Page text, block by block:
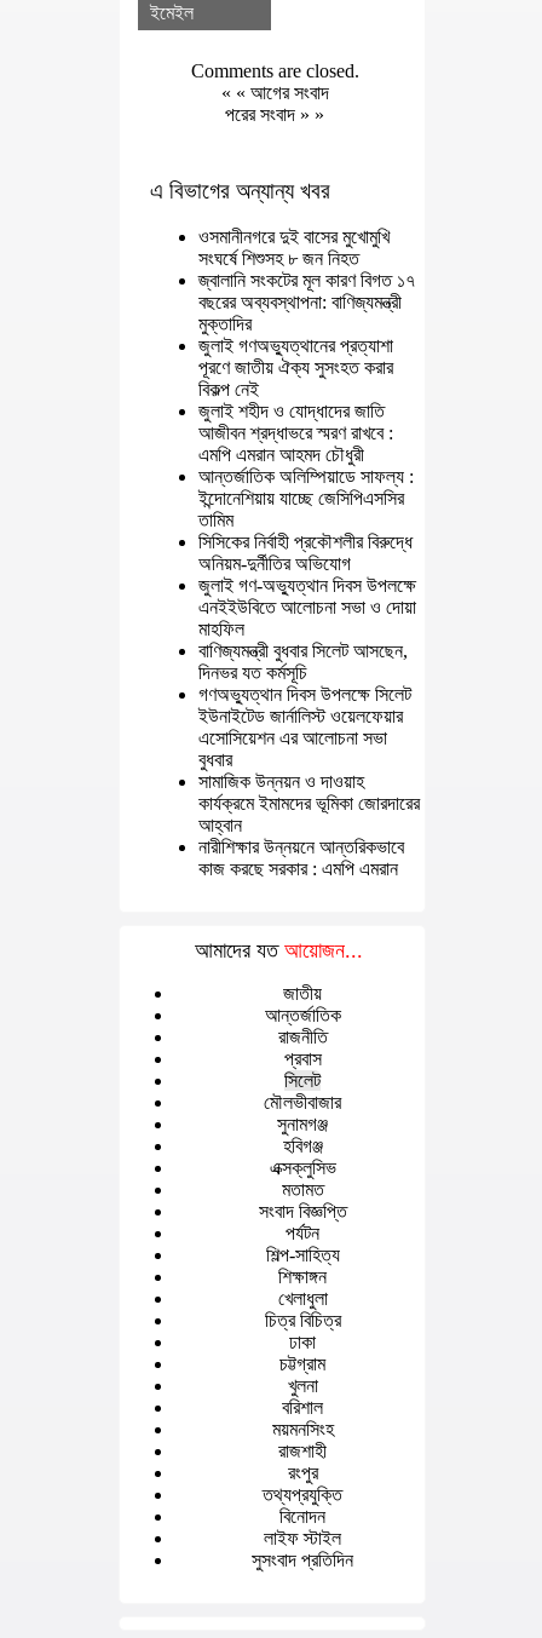
ইমেইল
Comments are closed.
« « আগের সংবাদ
পরের সংবাদ » »
এ বিভাগের অন্যান্য খবর
ওসমানীনগরে দুই বাসের মুখোমুখি
সংঘর্ষে শিশুসহ ৮ জন নিহত
জ্বালানি সংকটের মূল কারণ বিগত ১৭
বছরের অব্যবস্থাপনা: বাণিজ্যমন্ত্রী
মুক্তাদির
জুলাই গণঅভ্যুত্থানের প্রত্যাশা
পূরণে জাতীয় ঐক্য সুসংহত করার
বিকল্প নেই
জুলাই শহীদ ও যোদ্ধাদের জাতি
আজীবন শ্রদ্ধাভরে স্মরণ রাখবে :
এমপি এমরান আহমদ চৌধুরী
আন্তর্জাতিক অলিম্পিয়াডে সাফল্য :
ইন্দোনেশিয়ায় যাচ্ছে জেসিপিএসসির
তামিম
সিসিকের নির্বাহী প্রকৌশলীর বিরুদ্ধে
অনিয়ম-দুর্নীতির অভিযোগ
জুলাই গণ-অভ্যুত্থান দিবস উপলক্ষে
এনইইউবিতে আলোচনা সভা ও দোয়া
মাহফিল
বাণিজ্যমন্ত্রী বুধবার সিলেট আসছেন,
দিনভর যত কর্মসূচি
গণঅভ্যুত্থান দিবস উপলক্ষে সিলেট
ইউনাইটেড জার্নালিস্ট ওয়েলফেয়ার
এসোসিয়েশন এর আলোচনা সভা
বুধবার
সামাজিক উন্নয়ন ও দাওয়াহ
কার্যক্রমে ইমামদের ভূমিকা জোরদারের
আহ্বান
নারীশিক্ষার উন্নয়নে আন্তরিকভাবে
কাজ করছে সরকার : এমপি এমরান
আমাদের যত আয়োজন...
জাতীয়
আন্তর্জাতিক
রাজনীতি
প্রবাস
সিলেট
মৌলভীবাজার
সুনামগঞ্জ
হবিগঞ্জ
এক্সক্লুসিভ
মতামত
সংবাদ বিজ্ঞপ্তি
পর্যটন
শিল্প-সাহিত্য
শিক্ষাঙ্গন
খেলাধুলা
চিত্র বিচিত্র
ঢাকা
চট্টগ্রাম
খুলনা
বরিশাল
ময়মনসিংহ
রাজশাহী
রংপুর
তথ্যপ্রযুক্তি
বিনোদন
লাইফ স্টাইল
সুসংবাদ প্রতিদিন